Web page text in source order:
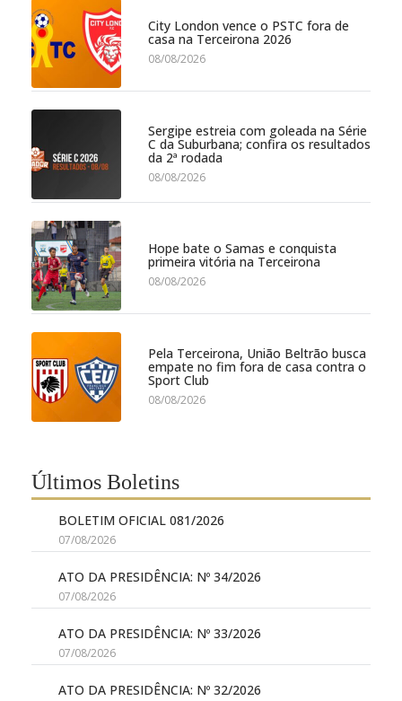
City London vence o PSTC fora de
casa na Terceirona 2026
08/08/2026
Sergipe estreia com goleada na Série
C da Suburbana; confira os resultados
da 2ª rodada
08/08/2026
Hope bate o Samas e conquista
primeira vitória na Terceirona
08/08/2026
Pela Terceirona, União Beltrão busca
empate no fim fora de casa contra o
Sport Club
08/08/2026
Últimos Boletins
BOLETIM OFICIAL 081/2026
07/08/2026
ATO DA PRESIDÊNCIA: Nº 34/2026
07/08/2026
ATO DA PRESIDÊNCIA: Nº 33/2026
07/08/2026
ATO DA PRESIDÊNCIA: Nº 32/2026